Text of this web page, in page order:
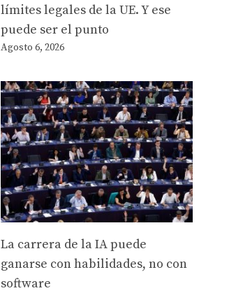
límites legales de la UE. Y ese
puede ser el punto
Agosto 6, 2026
La carrera de la IA puede
ganarse con habilidades, no con
software